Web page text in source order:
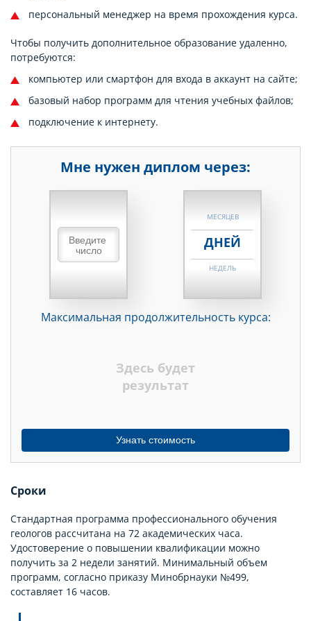
персональный менеджер на время прохождения курса.
Чтобы получить дополнительное образование удаленно,
потребуются:
компьютер или смартфон для входа в аккаунт на сайте;
базовый набор программ для чтения учебных файлов;
подключение к интернету.
Мне нужен диплом через:
НЕДЕЛЬ
МЕСЯЦЕВ
ДНЕЙ
НЕДЕЛЬ
ДНЕЙ
Максимальная продолжительность курса:
Здесь будет
результат
Узнать стоимость
Сроки
Стандартная программа профессионального обучения
геологов рассчитана на 72 академических часа.
Удостоверение о повышении квалификации можно
получить за 2 недели занятий. Минимальный объем
программ, согласно приказу Минобрнауки №499,
составляет 16 часов.